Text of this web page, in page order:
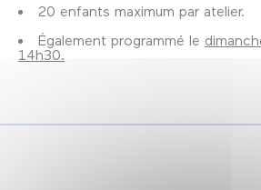
20 enfants maximum par atelier.
Également programmé le
14h30.